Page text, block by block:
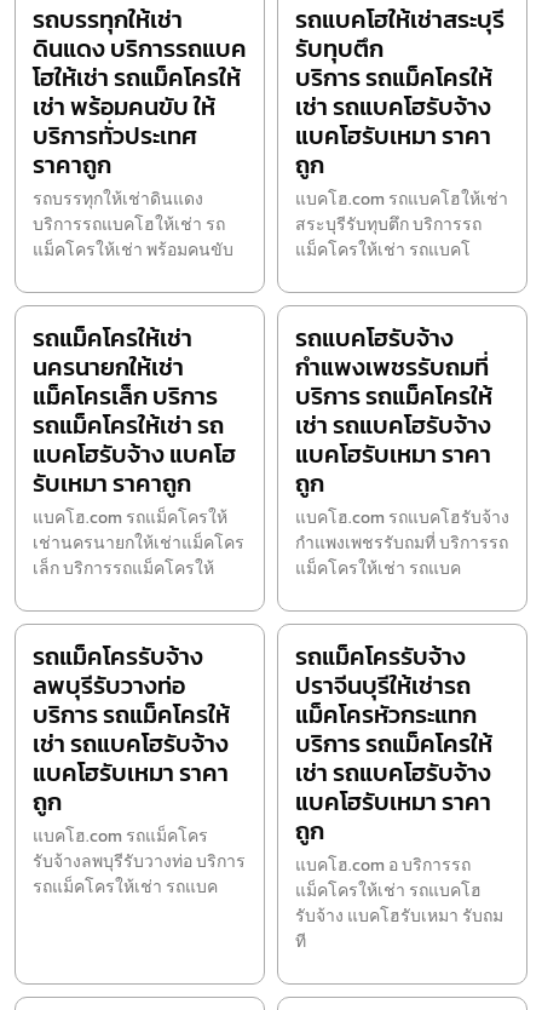
รถบรรทุกให้เช่า
ดินแดง บริการรถแบค
โฮให้เช่า รถแม็คโครให้
เช่า พร้อมคนขับ ให้
บริการทั่วประเทศ
ราคาถูก
รถบรรทุกให้เช่าดินแดง
บริการรถแบคโฮให้เช่า รถ
แม็คโครให้เช่า พร้อมคนขับ
รถแบคโฮให้เช่าสระบุรี
รับทุบตึก
บริการ รถแม็คโครให้
เช่า รถแบคโฮรับจ้าง
แบคโฮรับเหมา ราคา
ถูก
แบคโฮ.com รถแบคโฮให้เช่า
สระบุรีรับทุบตึก บริการรถ
แม็คโครให้เช่า รถแบคโ
รถแม็คโครให้เช่า
นครนายกให้เช่า
แม็คโครเล็ก บริการ
รถแม็คโครให้เช่า รถ
แบคโฮรับจ้าง แบคโฮ
รับเหมา ราคาถูก
แบคโฮ.com รถแม็คโครให้
เช่านครนายกให้เช่าแม็คโคร
เล็ก บริการรถแม็คโครให้
รถแบคโฮรับจ้าง
กำแพงเพชรรับถมที่
บริการ รถแม็คโครให้
เช่า รถแบคโฮรับจ้าง
แบคโฮรับเหมา ราคา
ถูก
แบคโฮ.com รถแบคโฮรับจ้าง
กำแพงเพชรรับถมที่ บริการรถ
แม็คโครให้เช่า รถแบค
รถแม็คโครรับจ้าง
ลพบุรีรับวางท่อ
บริการ รถแม็คโครให้
เช่า รถแบคโฮรับจ้าง
แบคโฮรับเหมา ราคา
ถูก
แบคโฮ.com รถแม็คโคร
รับจ้างลพบุรีรับวางท่อ บริการ
รถแม็คโครให้เช่า รถแบค
รถแม็คโครรับจ้าง
ปราจีนบุรีให้เช่ารถ
แม็คโครหัวกระแทก
บริการ รถแม็คโครให้
เช่า รถแบคโฮรับจ้าง
แบคโฮรับเหมา ราคา
ถูก
แบคโฮ.com อ บริการรถ
แม็คโครให้เช่า รถแบคโฮ
รับจ้าง แบคโฮรับเหมา รับถม
ที